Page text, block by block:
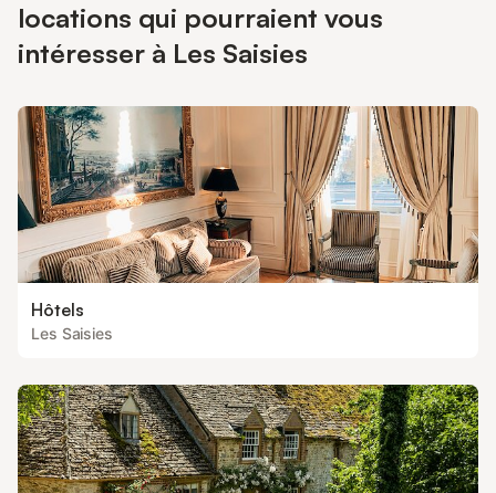
locations qui pourraient vous
intéresser à Les Saisies
Hôtels
Les Saisies